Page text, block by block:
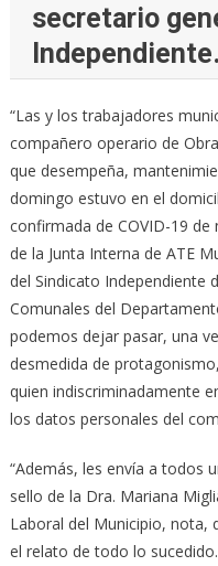
secretario
Independiente.
“Las y los trabajadores
compañero operario de
que desempeña,
domingo estuvo en el
confirmada de COVID-19 de
de la Junta Interna de ATE
del Sindicato Independiente
Comunales del
podemos dejar pasar, una
desmedida de
quien indiscriminadamente
los datos personales del
“Además, les envía a todos
sello de la Dra. Mariana
Laboral del Municipio, nota,
el relato de todo lo